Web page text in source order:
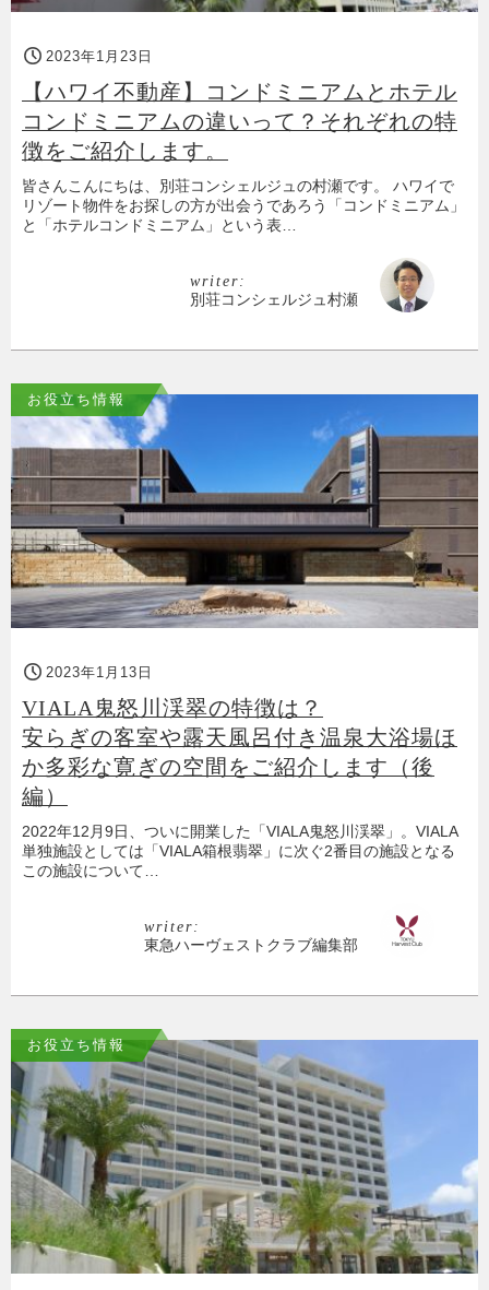
2023年1月23日
【ハワイ不動産】コンドミニアムとホテル
コンドミニアムの違いって？それぞれの特
徴をご紹介します。
皆さんこんにちは、別荘コンシェルジュの村瀬です。 ハワイで
リゾート物件をお探しの方が出会うであろう「コンドミニアム」
と「ホテルコンドミニアム」という表…
writer:
別荘コンシェルジュ村瀬
お役立ち情報
2023年1月13日
VIALA鬼怒川渓翠の特徴は？
安らぎの客室や露天風呂付き温泉大浴場ほ
か多彩な寛ぎの空間をご紹介します（後
編）
2022年12月9日、ついに開業した「VIALA鬼怒川渓翠」。VIALA
単独施設としては「VIALA箱根翡翠」に次ぐ2番目の施設となる
この施設について…
writer:
東急ハーヴェストクラブ編集部
お役立ち情報